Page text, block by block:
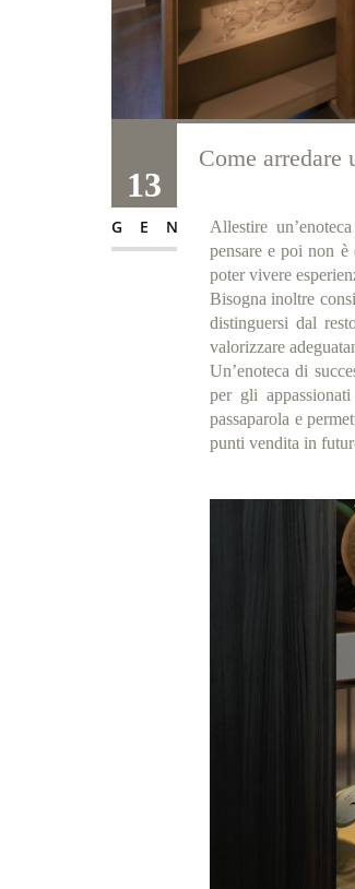
13
GEN
Come arredare
Allestire
pensare e poi non è
poter vivere
Bisogna inoltre
distinguersi dal
valorizzare
Un’enoteca di
per gli
passaparola e
punti vendita in